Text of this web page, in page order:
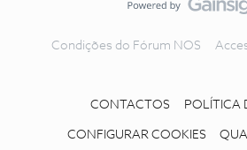
Condições do Fórum NOS
CONTACTOS POLÍTICA
CONFIGURAR COOKIES